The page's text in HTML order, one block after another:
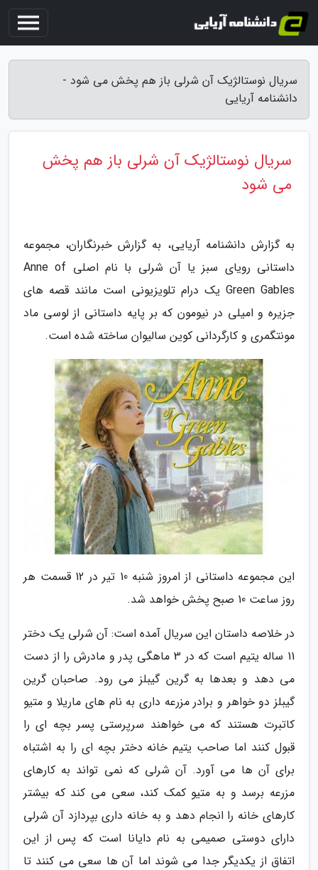
سریال نوستالژیک آن شرلی باز هم پخش می شود -
دانشنامه آریایی
سریال نوستالژیک آن شرلی باز هم پخش
می شود
به گزارش دانشنامه آریایی، به گزارش خبرنگاران، مجموعه
داستانی رویای سبز یا آن شرلی با نام اصلی Anne of
Green Gables یک درام تلویزیونی است مانند قصه های
جزیره و امیلی در نیومون که بر پایه داستانی از لوسی ماد
مونتگمری و کارگردانی کوین سالیوان ساخته شده است.
این مجموعه داستانی از امروز شنبه 10 تیر در 12 قسمت هر
روز ساعت 10 صبح پخش خواهد شد.
در خلاصه داستان این سریال آمده است: آن شرلی یک دختر
11 ساله یتیم است که در 3 ماهگی پدر و مادرش را از دست
می دهد و بعدها به گرین گیبلز می رود. صاحبان گرین
گیبلز دو خواهر و برادر مزرعه داری به نام های ماریلا و متیو
کاتبرت هستند که می خواهند سرپرستی پسر بچه ای را
قبول کنند اما صاحب یتیم خانه دختر بچه ای را به اشتباه
برای آن ها می آورد. آن شرلی که نمی تواند به کارهای
مزرعه برسد و به متیو کمک کند، سعی می کند که بیشتر
کارهای خانه را انجام دهد و به خانه داری بپردازد آن شرلی
دارای دوستی صمیمی به نام دایانا است که پس از این
اتفاق از یکدیگر جدا می شوند اما آن ها سعی می کنند تا